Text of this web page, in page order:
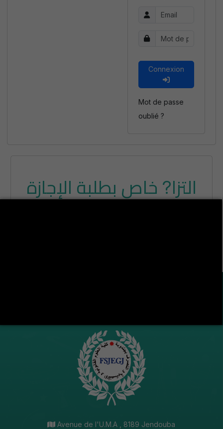
Mot de passe
oublié ?
التزا? خاص بطلبة الإجازة
Avenue de l'U.M.A , 8189 Jendouba